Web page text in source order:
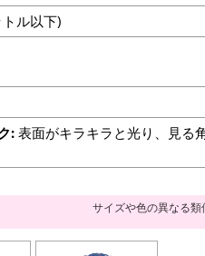
ル以下)
:表面がキラキラと光り、見る
サイズや色の異なる